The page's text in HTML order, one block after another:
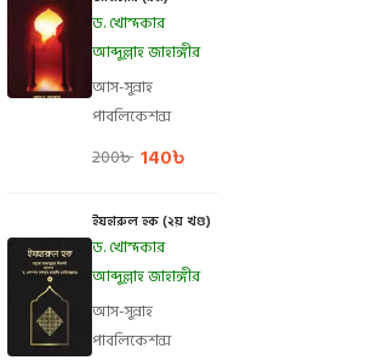
ড. খোন্দকার
আব্দুল্লাহ জাহাঙ্গীর
আস-সুন্নাহ
পাবলিকেশন্স
200৳ 140৳
ইযহারুল হক (২য় খণ্ড)
ড. খোন্দকার
আব্দুল্লাহ জাহাঙ্গীর
আস-সুন্নাহ
পাবলিকেশন্স